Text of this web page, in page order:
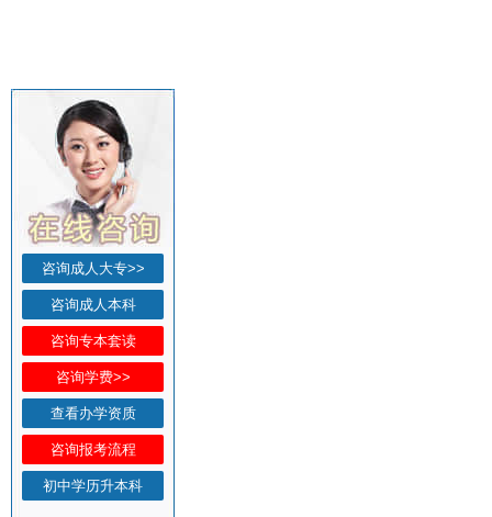
咨询成人大专>>
咨询成人本科
咨询专本套读
咨询学费>>
查看办学资质
咨询报考流程
初中学历升本科